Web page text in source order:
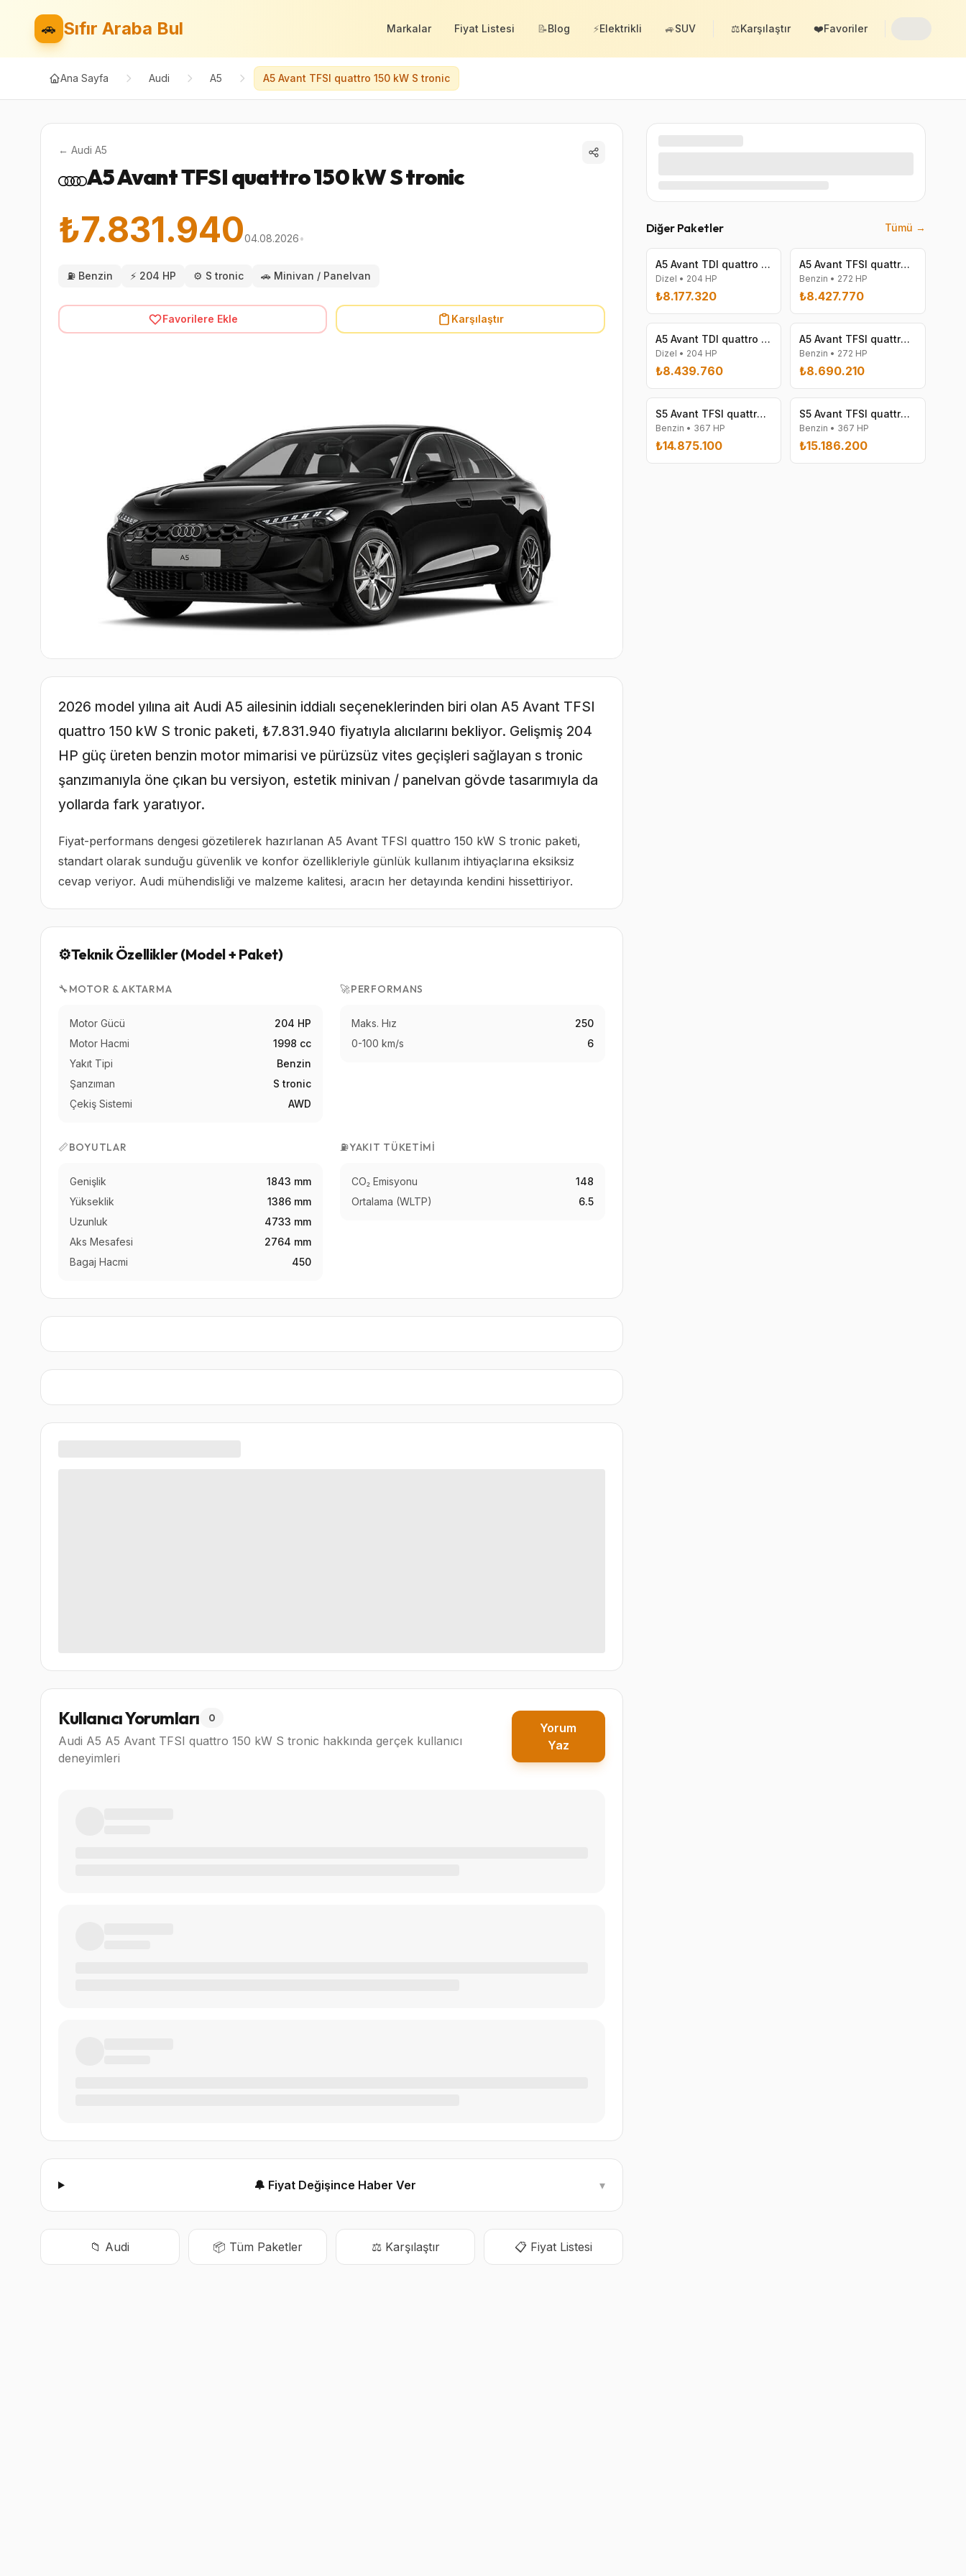
🚗 Sıfır Araba Bul Markalar Fiyat Listesi 📝Blog ⚡Elektrikli 🚙SUV ⚖️Karşılaştır ❤️Favoriler
Ana Sayfa Audi A5 A5 Avant TFSI quattro 150 kW S tronic
← Audi A5
A5 Avant TFSI quattro 150 kW S tronic
₺7.831.94004.08.2026•
⛽ Benzin ⚡ 204 HP ⚙️ S tronic 🚗 Minivan / Panelvan
Favorilere Ekle Karşılaştır
2026 model yılına ait Audi A5 ailesinin iddialı seçeneklerinden biri olan A5 Avant TFSI
quattro 150 kW S tronic paketi, ₺7.831.940 fiyatıyla alıcılarını bekliyor. Gelişmiş 204
HP güç üreten benzin motor mimarisi ve pürüzsüz vites geçişleri sağlayan s tronic
şanzımanıyla öne çıkan bu versiyon, estetik minivan / panelvan gövde tasarımıyla da
yollarda fark yaratıyor.
Fiyat-performans dengesi gözetilerek hazırlanan A5 Avant TFSI quattro 150 kW S tronic paketi,
standart olarak sunduğu güvenlik ve konfor özellikleriyle günlük kullanım ihtiyaçlarına eksiksiz
cevap veriyor. Audi mühendisliği ve malzeme kalitesi, aracın her detayında kendini hissettiriyor.
⚙️Teknik Özellikler (Model + Paket)
🔧MOTOR & AKTARMA
Motor Gücü
204 HP
Motor Hacmi
1998 cc
Yakıt Tipi
Benzin
Şanzıman
S tronic
Çekiş Sistemi
AWD
🚀PERFORMANS
Maks. Hız
250
0-100 km/s
6
📏BOYUTLAR
Genişlik
1843 mm
Yükseklik
1386 mm
Uzunluk
4733 mm
Aks Mesafesi
2764 mm
Bagaj Hacmi
450
⛽YAKIT TÜKETIMI
CO₂ Emisyonu
148
Ortalama (WLTP)
6.5
Kullanıcı Yorumları 0
Audi A5 A5 Avant TFSI quattro 150 kW S tronic hakkında gerçek kullanıcı
deneyimleri
Yorum
Yaz
🔔 Fiyat Değişince Haber Ver ▾
📁 Audi 📦 Tüm Paketler ⚖️ Karşılaştır 📋 Fiyat Listesi
Diğer Paketler Tümü →
A5 Avant TDI quattro 150 kW S tronic
Dizel • 204 HP
₺8.177.320
A5 Avant TFSI quattro 200 kW
Benzin • 272 HP
₺8.427.770
A5 Avant TDI quattro 150 kW S tronic
Dizel • 204 HP
₺8.439.760
A5 Avant TFSI quattro 200 kW
Benzin • 272 HP
₺8.690.210
S5 Avant TFSI quattro 270 kW S tronic
Benzin • 367 HP
₺14.875.100
S5 Avant TFSI quattro 270 kW S tronic
Benzin • 367 HP
₺15.186.200